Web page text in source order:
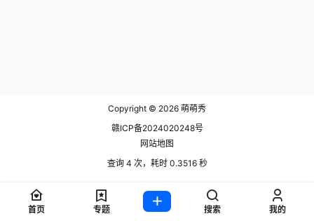
Copyright © 2026 萌萌秀
赣ICP备2024020248号
网站地图
查询 4 次，耗时 0.3516 秒
首页 专题 搜索 我的